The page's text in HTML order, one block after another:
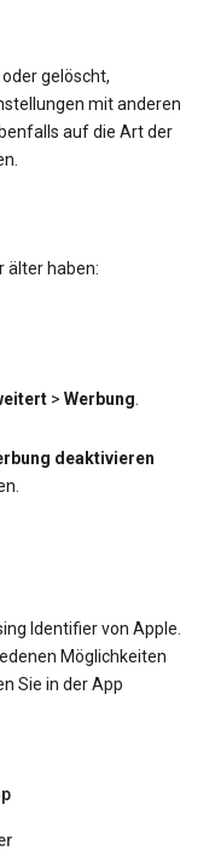
gelöscht,
mit anderen
auf die Art der
älter haben:
> Werbung.
deaktivieren
Identifier von Apple.
Möglichkeiten
Sie in der App